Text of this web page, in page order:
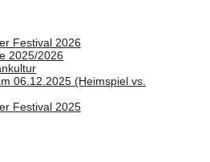
Festival 2026
2025/2026
06.12.2025 (Heimspiel vs.
Festival 2025